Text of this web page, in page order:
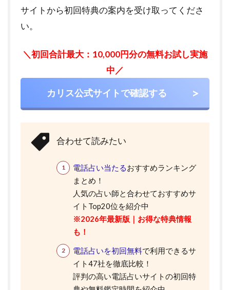
サイトから初回特典の案内を受け取ってくださ
い。
＼初回合計最大：10,000円分の無料お試し実施
中／
カリス公式サイトで確認する
合わせて読みたい
電話占い当たるおすすめランキング
まとめ！
人気の占い師と合わせておすすめサ
イトTop20位を紹介中
※2026年最新版｜お得な特典情報
も！
電話占いを初回無料で利用できるサ
イト47社を徹底比較！
評判の高い電話占いサイトの初回特